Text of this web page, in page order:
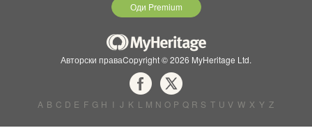
Оди Premium
Авторски праваCopyright © 2026 MyHeritage Ltd.
A B C D E F G H I J K L M N O P Q R S T U V W X Y Z